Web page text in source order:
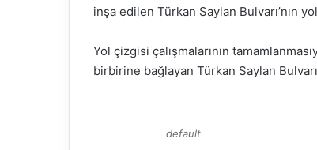
inşa edilen Türkan Saylan Bulvarı’nın
Yol çizgisi çalışmalarının
birbirine bağlayan Türkan Saylan
default